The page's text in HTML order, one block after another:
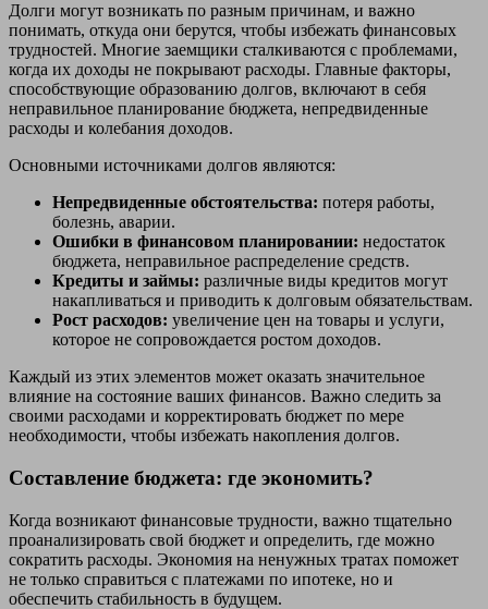
Долги могут возникать по разным причинам, и важно
понимать, откуда они берутся, чтобы избежать финансовых
трудностей. Многие заемщики сталкиваются с проблемами,
когда их доходы не покрывают расходы. Главные факторы,
способствующие образованию долгов, включают в себя
неправильное планирование бюджета, непредвиденные
расходы и колебания доходов.
Основными источниками долгов являются:
Непредвиденные обстоятельства: потеря работы,
болезнь, аварии.
Ошибки в финансовом планировании: недостаток
бюджета, неправильное распределение средств.
Кредиты и займы: различные виды кредитов могут
накапливаться и приводить к долговым обязательствам.
Рост расходов: увеличение цен на товары и услуги,
которое не сопровождается ростом доходов.
Каждый из этих элементов может оказать значительное
влияние на состояние ваших финансов. Важно следить за
своими расходами и корректировать бюджет по мере
необходимости, чтобы избежать накопления долгов.
Составление бюджета: где экономить?
Когда возникают финансовые трудности, важно тщательно
проанализировать свой бюджет и определить, где можно
сократить расходы. Экономия на ненужных тратах поможет
не только справиться с платежами по ипотеке, но и
обеспечить стабильность в будущем.